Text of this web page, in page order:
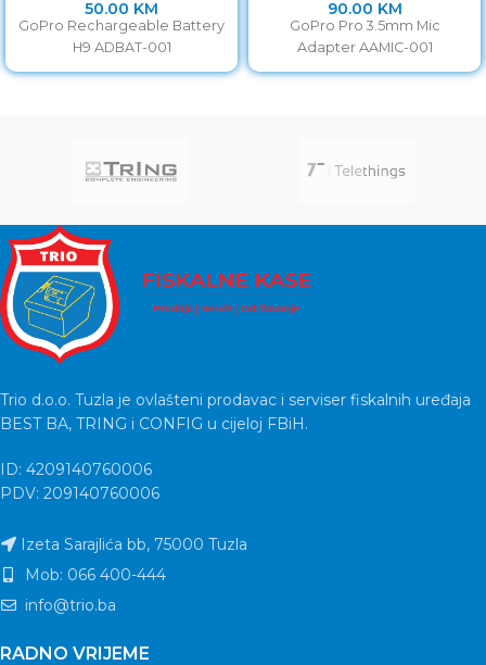
50.00 KM
GoPro Rechargeable Battery
H9 ADBAT-001
90.00 KM
GoPro Pro 3.5mm Mic
Adapter AAMIC-001
Trio d.o.o. Tuzla je ovlašteni prodavac i serviser fiskalnih uređaja
BEST BA, TRING i CONFIG u cijeloj FBiH.
ID: 4209140760006
PDV: 209140760006
Izeta Sarajlića bb, 75000 Tuzla
Mob: 066 400-444
info@trio.ba
RADNO VRIJEME